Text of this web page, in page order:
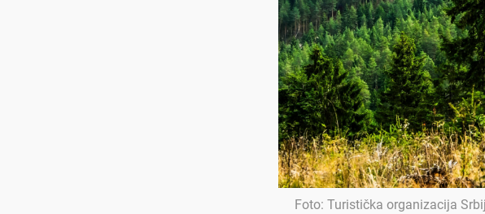
Foto: Turistička organizacija